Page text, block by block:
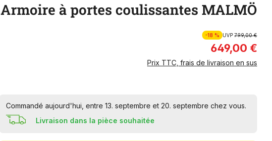
Armoire à portes coulissantes MALMÖ
-18 % UVP 799,00 €
649,00 €
Prix TTC, frais de livraison en sus
Commandé aujourd'hui, entre 13. septembre et 20. septembre chez vous.
Livraison dans la pièce souhaitée